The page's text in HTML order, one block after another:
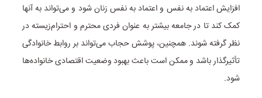
افزایش اعتماد به نفس و اعتماد به نفس زنان شود و می‌تواند به آنها
کمک کند تا در جامعه بیشتر به عنوان فردی محترم و احترام‌زیسته در
نظر گرفته شوند. همچنین، پوشش حجاب می‌تواند بر روابط خانوادگی
تأثیرگذار باشد و ممکن است باعث بهبود وضعیت اقتصادی خانواده‌ها
شود.